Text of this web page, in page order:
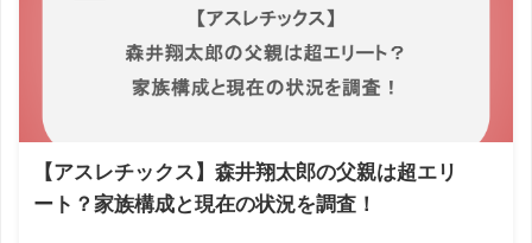
【アスレチックス】森井翔太郎の父親は超エリ
ート？家族構成と現在の状況を調査！